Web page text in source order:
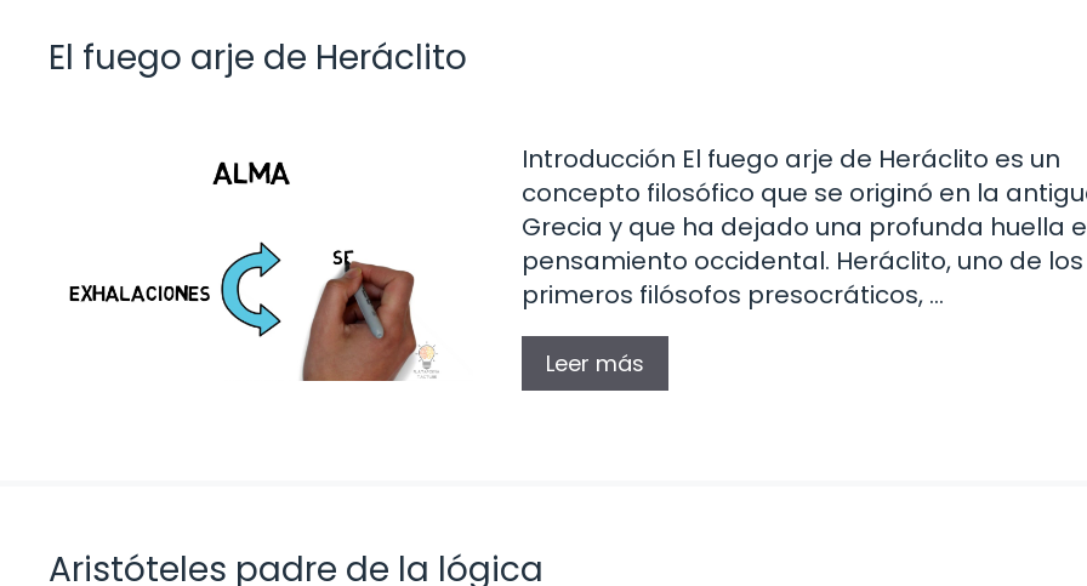
El fuego arje de Heráclito
Introducción El fuego arje de Heráclito es un
concepto filosófico que se originó en la
Grecia y que ha dejado una profunda huella
pensamiento occidental. Heráclito, uno de los
primeros filósofos presocráticos, …
Leer más
Aristóteles padre de la lógica